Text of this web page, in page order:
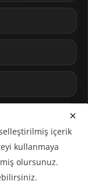
içerik
kullanmaya
olursunuz.